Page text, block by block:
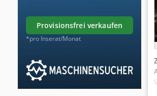
provisionsfrei verkaufen
*pro Inserat/Monat